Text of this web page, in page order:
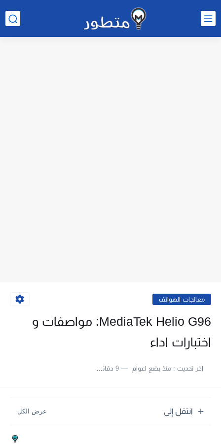
معالجات الهواتف
MediaTek Helio G96: مواصفات و
اختبارات اداء
اخر تحديث :منذ بضع اعوام 9 دقائق للقراءة
انتقل إلى